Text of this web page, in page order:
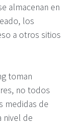
almacenan en
los
a otros sitios
toman
no todos
medidas de
nivel de